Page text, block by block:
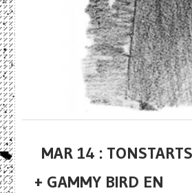
MAR 14 :
+ GAMMY BIRD EN